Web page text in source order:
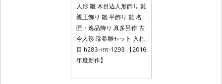
人形 雛 木目込人形飾り 雛
親王飾り 雛 平飾り 雛 名
匠・逸品飾り 真多呂作 古
今人形 瑞希雛セット 入れ
目 h283-mt-1293 【2016
年度新作】